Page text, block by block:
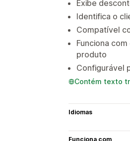
Exibe
Identifica o
Compatível
Funciona
produto
Configurável
Contém texto
Idiomas
Funciona com